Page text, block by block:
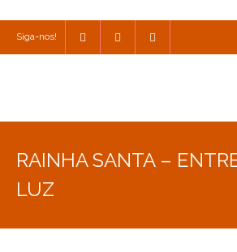
Siga-nos!
RAINHA SANTA –
LUZ